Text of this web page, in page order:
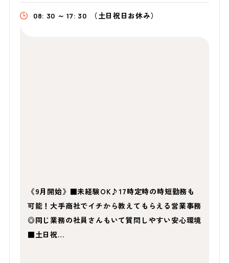
08: 30 ～ 17: 30 （土日祝日お休み）
《9月開始》■未経験OK♪17時定時の時短勤務も
可能！大手商社でイチから教えてもらえる営業事務
◎同じ業務の社員さんもいて質問しやすい安心環境
■土日祝…